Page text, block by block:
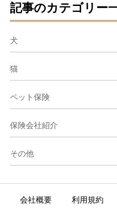
記事のカテゴリー
犬
猫
ペット保険
保険会社紹介
その他
会社概要 利用規約